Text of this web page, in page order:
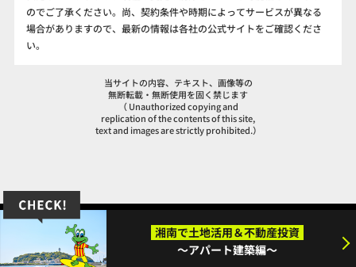
湘南で土地活用＆不動産投資
～アパート建築編～
のでご了承ください。尚、契約条件や時期によってサービスが異なる
場合がありますので、最新の情報は各社の公式サイトをご確認くださ
い。
当サイトの内容、テキスト、画像等の
無断転載・無断使用を固く禁じます
（ Unauthorized copying and
replication of the contents of this site,
text and images are strictly prohibited.）
サイトマップ
Copyright (C) PRアパケン～賢く生き残るアパート建築のコツ～All Rights
Reserved.